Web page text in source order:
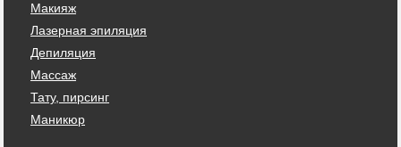
Макияж
Лазерная эпиляция
Депиляция
Массаж
Тату, пирсинг
Маникюр